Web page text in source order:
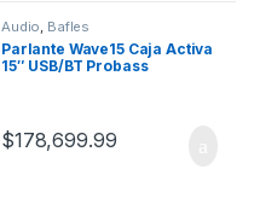
Audio, Bafles
Parlante Wave15 Caja Activa
15″ USB/BT Probass
$178,699.99